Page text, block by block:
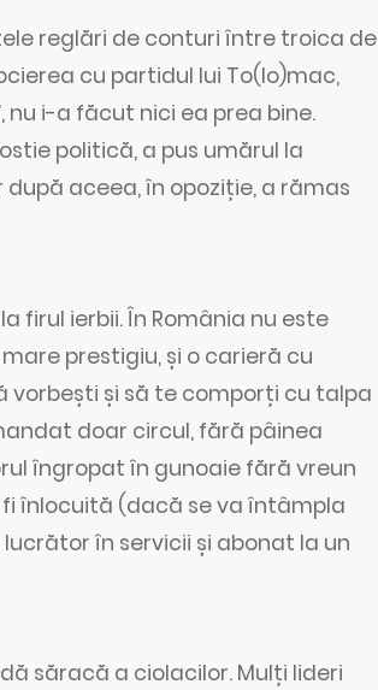
reglări de conturi între troica de
cu partidul lui To(lo)mac,
nu i-a făcut nici ea prea bine.
politică, a pus umărul la
aceea, în opoziție, a rămas
firul ierbii. În România nu este
prestigiu, și o carieră cu
vorbești și să te comporți cu talpa
doar circul, fără pâinea
îngropat în gunoaie fără vreun
înlocuită (dacă se va întâmpla
în servicii și abonat la un
săracă a ciolacilor. Mulți lideri